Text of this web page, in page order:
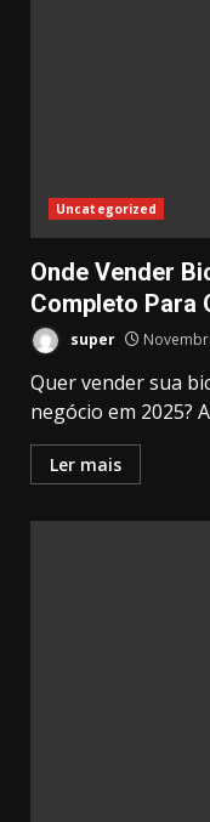
Uncategorized
Onde Vender
Completo Para
super
Quer vender sua
negócio em 2025?
Ler mais